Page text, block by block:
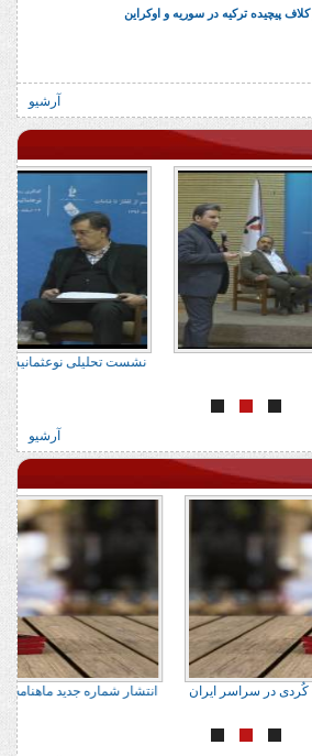
پیچیده ترکیه در سوریه و اوکراین
آرشیو
تا شامات
آرشیو